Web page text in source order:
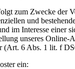
zum Zwecke der
und
im Interesse einer
unseres Online-
(Art. 6 Abs. 1 lit. f
ein: